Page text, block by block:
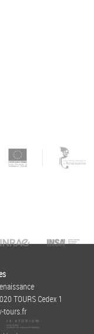
TOURS Cedex 1
tours.fr